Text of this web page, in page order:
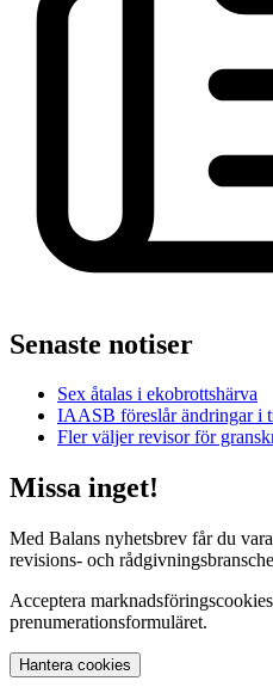
Senaste notiser
Sex åtalas i ekobrottshärva
IAASB föreslår ändringar i
Fler väljer revisor för
Missa inget!
Med Balans nyhetsbrev får du
revisions- och
Acceptera
prenumerationsformuläret.
Hantera cookies